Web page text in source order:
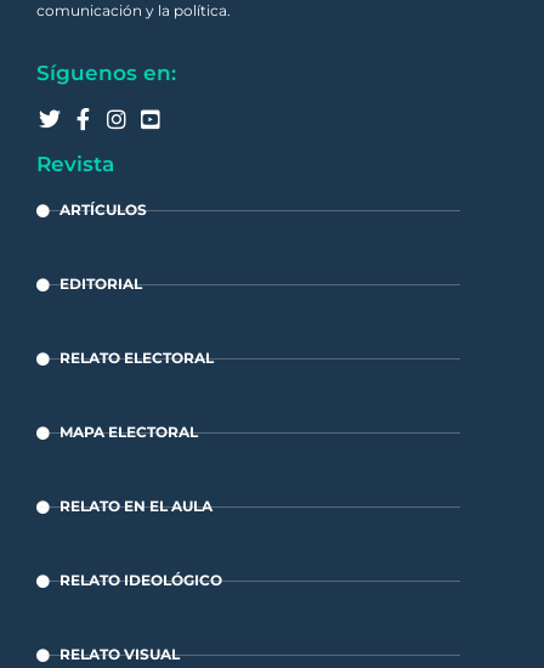
comunicación y la política.
Síguenos en:
Revista
ARTÍCULOS
EDITORIAL
RELATO ELECTORAL
MAPA ELECTORAL
RELATO EN EL AULA
RELATO IDEOLÓGICO
RELATO VISUAL